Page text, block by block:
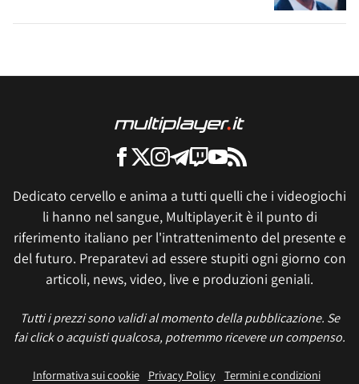
Dedicato cervello e anima a tutti quelli che i videogiochi
li hanno nel sangue, Multiplayer.it è il punto di
riferimento italiano per l'intrattenimento del presente e
del futuro. Preparatevi ad essere stupiti ogni giorno con
articoli, news, video, live e produzioni geniali.
Tutti i prezzi sono validi al momento della pubblicazione. Se
fai click o acquisti qualcosa, potremmo ricevere un compenso.
Informativa sui cookie Privacy Policy Termini e condizioni